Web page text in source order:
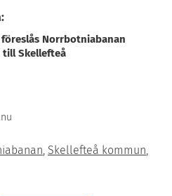
föreslås Norrbotniabanan
till Skellefteå
, Skellefteå kommun,